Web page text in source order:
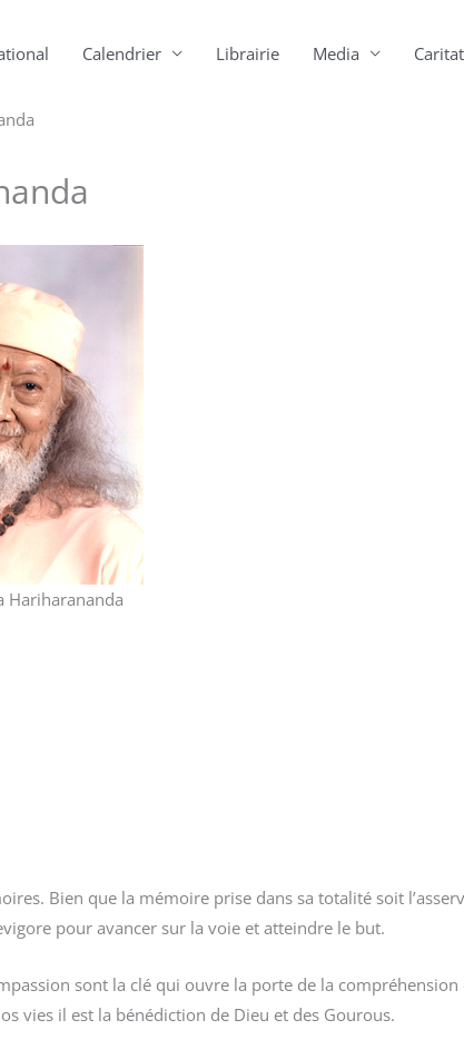
Calendrier Librairie Media
Hariharananda
Bien que la mémoire prise dans sa totalité soit
pour avancer sur la voie et atteindre le but.
sont la clé qui ouvre la porte de la compréhension
vies il est la bénédiction de Dieu et des Gourous.